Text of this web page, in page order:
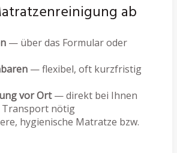
ab
— über das Formular oder
— flexibel, oft kurzfristig
vor Ort— direkt bei Ihnen
Transport nötig
hygienische Matratze bzw.